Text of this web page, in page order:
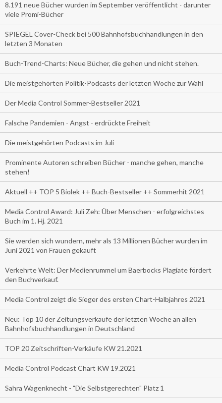
8.191 neue Bücher wurden im September veröffentlicht - darunter
viele Promi-Bücher
SPIEGEL Cover-Check bei 500 Bahnhofsbuchhandlungen in den
letzten 3 Monaten
Buch-Trend-Charts: Neue Bücher, die gehen und nicht stehen.
Die meistgehörten Politik-Podcasts der letzten Woche zur Wahl
Der Media Control Sommer-Bestseller 2021
Falsche Pandemien - Angst - erdrückte Freiheit
Die meistgehörten Podcasts im Juli
Prominente Autoren schreiben Bücher - manche gehen, manche
stehen!
Aktuell ++ TOP 5 Biolek ++ Buch-Bestseller ++ Sommerhit 2021
Media Control Award: Juli Zeh: Über Menschen - erfolgreichstes
Buch im 1. Hj. 2021
Sie werden sich wundern, mehr als 13 Millionen Bücher wurden im
Juni 2021 von Frauen gekauft
Verkehrte Welt: Der Medienrummel um Baerbocks Plagiate fördert
den Buchverkauf.
Media Control zeigt die Sieger des ersten Chart-Halbjahres 2021
Neu: Top 10 der Zeitungsverkäufe der letzten Woche an allen
Bahnhofsbuchhandlungen in Deutschland
TOP 20 Zeitschriften-Verkäufe KW 21.2021
Media Control Podcast Chart KW 19.2021
Sahra Wagenknecht - "Die Selbstgerechten" Platz 1